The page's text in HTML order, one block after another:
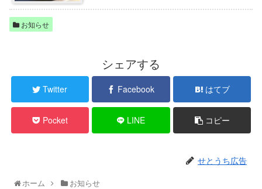
お知らせ
シェアする
Twitter Facebook はてブ
Pocket LINE コピー
せとうち広告
ホーム お知らせ